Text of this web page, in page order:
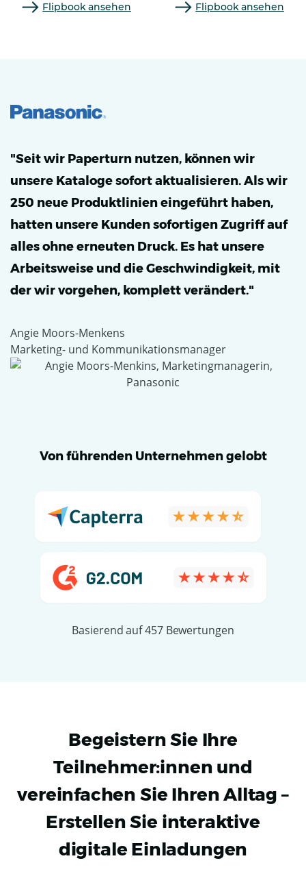
Flipbook ansehen Flipbook ansehen
"Seit wir Paperturn nutzen, können wir
unsere Kataloge sofort aktualisieren. Als wir
250 neue Produktlinien eingeführt haben,
hatten unsere Kunden sofortigen Zugriff auf
alles ohne erneuten Druck. Es hat unsere
Arbeitsweise und die Geschwindigkeit, mit
der wir vorgehen, komplett verändert."
Angie Moors-Menkens
Marketing- und Kommunikationsmanager
Von führenden Unternehmen gelobt
Basierend auf 457 Bewertungen
Begeistern Sie Ihre
Teilnehmer:innen und
vereinfachen Sie Ihren Alltag –
Erstellen Sie interaktive
digitale Einladungen